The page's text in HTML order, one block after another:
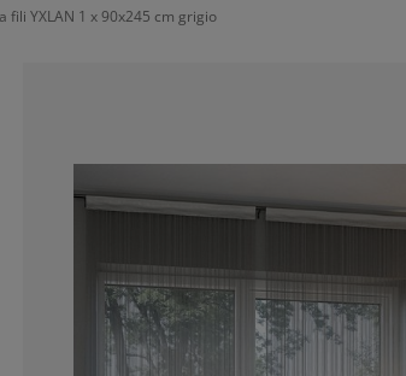
fili YXLAN 1 x 90x245 cm grigio